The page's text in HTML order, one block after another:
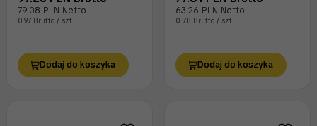
79.08 PLN Netto
0.97 Brutto / szt.
Dodaj do koszyka
63.26 PLN Netto
0.78 Brutto / szt.
Dodaj do koszyka